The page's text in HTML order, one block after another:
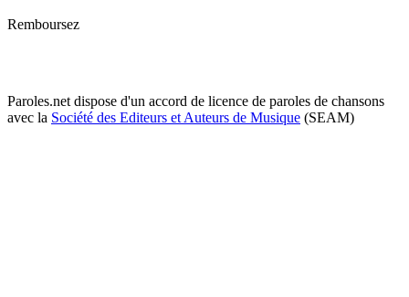
Remboursez
Paroles.net dispose d'un accord de licence de paroles de chansons
avec la Société des Editeurs et Auteurs de Musique (SEAM)